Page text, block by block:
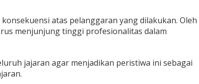
atas pelanggaran yang dilakukan. Oleh
menjunjung tinggi profesionalitas dalam
jajaran agar menjadikan peristiwa ini sebagai